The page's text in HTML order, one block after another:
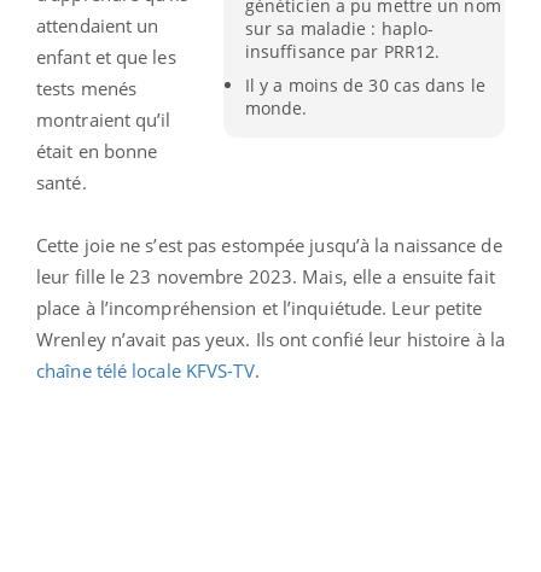
généticien a pu mettre un nom
sur sa maladie : haplo-
insuffisance par ​PRR12.
Il y a moins de 30 cas dans le
monde.
attendaient un
enfant et que les
tests menés
montraient qu’il
était en bonne
santé.
Cette joie ne s’est pas estompée jusqu’à la naissance de
leur fille le 23 novembre 2023. Mais, elle a ensuite fait
place à l’incompréhension et l’inquiétude. Leur petite
Wrenley n’avait pas yeux. Ils ont confié leur histoire à la
chaîne télé locale KFVS-TV.